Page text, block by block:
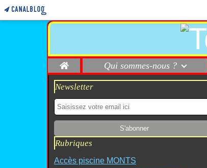
Home Qui sommes-nous ?
Newsletter
Rubriques
Accès piscine MONTS